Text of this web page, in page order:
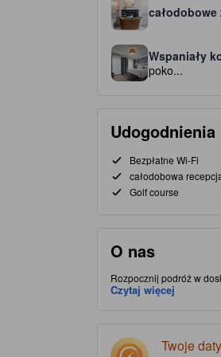
Wspaniały
poko...
Udogodnienia
Bezpłatne Wi-Fi
całodobowa
Golf course
O nas
Rozpocznij podróż w
Centrum w mieście Bath
obiekt zapewnia usługi
Czytaj więcej
Twoje